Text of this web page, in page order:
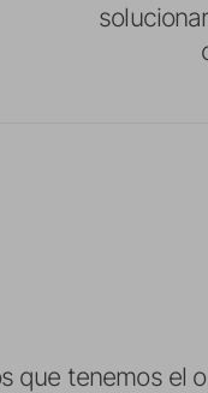
que tenemos el